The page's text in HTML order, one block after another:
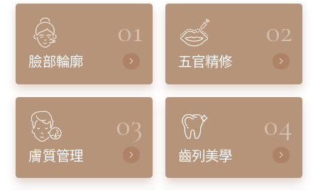
01
臉部輪廓
02
五官精修
03
膚質管理
04
齒列美學